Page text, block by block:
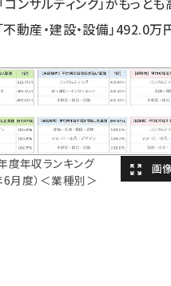
不動産・建設・設備」492.0万
度年収ランキング
6月度）＜業種別＞